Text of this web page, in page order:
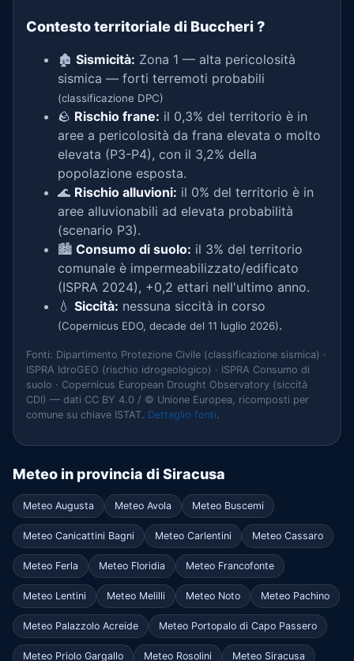
Contesto territoriale di Buccheri ?
🏚️ Sismicità: Zona 1 — alta pericolosità
sismica — forti terremoti probabili
(classificazione DPC)
🪨 Rischio frane: il 0,3% del territorio è in
aree a pericolosità da frana elevata o molto
elevata (P3-P4), con il 3,2% della
popolazione esposta.
🌊 Rischio alluvioni: il 0% del territorio è in
aree alluvionabili ad elevata probabilità
(scenario P3).
🏙️ Consumo di suolo: il 3% del territorio
comunale è impermeabilizzato/edificato
(ISPRA 2024), +0,2 ettari nell'ultimo anno.
💧 Siccità: nessuna siccità in corso
(Copernicus EDO, decade del 11 luglio 2026).
Fonti: Dipartimento Protezione Civile (classificazione sismica) ·
ISPRA IdroGEO (rischio idrogeologico) · ISPRA Consumo di
suolo · Copernicus European Drought Observatory (siccità
CDI) — dati CC BY 4.0 / © Unione Europea, ricomposti per
comune su chiave ISTAT. Dettaglio fonti.
Meteo in provincia di Siracusa
Meteo Augusta Meteo Avola Meteo Buscemi
Meteo Canicattini Bagni Meteo Carlentini Meteo Cassaro
Meteo Ferla Meteo Floridia Meteo Francofonte
Meteo Lentini Meteo Melilli Meteo Noto Meteo Pachino
Meteo Palazzolo Acreide Meteo Portopalo di Capo Passero
Meteo Priolo Gargallo Meteo Rosolini Meteo Siracusa